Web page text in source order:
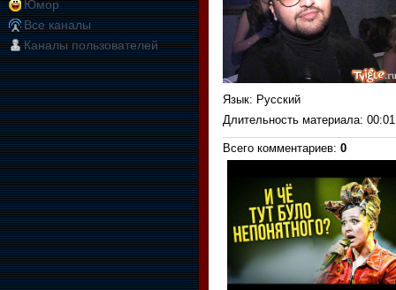
Юмор
Все каналы
Каналы пользователей
Язык: Русский
Длительность материала:
Всего комментариев: 0